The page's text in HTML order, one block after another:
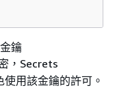
鑰
，Secrets
用該金鑰的許可。